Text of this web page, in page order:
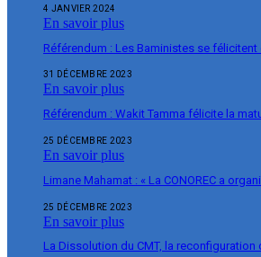
4 JANVIER 2024
En savoir plus
Référendum : Les Baministes se
31 DÉCEMBRE 2023
En savoir plus
Référendum : Wakit Tamma félicite la
25 DÉCEMBRE 2023
En savoir plus
Limane Mahamat : « La CONOREC a
25 DÉCEMBRE 2023
En savoir plus
La Dissolution du CMT, la